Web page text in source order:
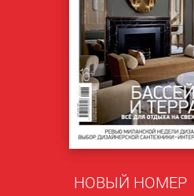
НОВЫЙ НОМЕР